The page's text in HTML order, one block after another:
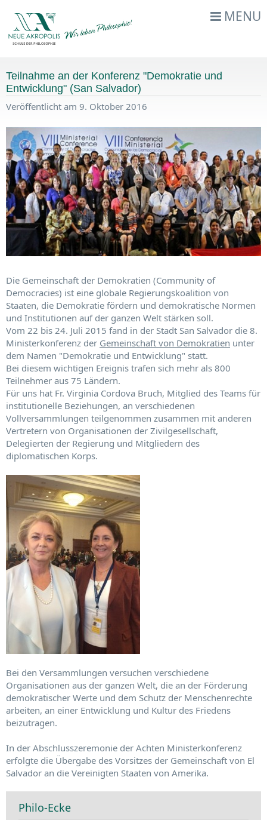
MENU
Teilnahme an der Konferenz "Demokratie und
Entwicklung" (San Salvador)
Veröffentlicht am 9. Oktober 2016
Die Gemeinschaft der Demokratien (Community of
Democracies) ist eine globale Regierungskoalition von
Staaten, die Demokratie fördern und demokratische Normen
und Institutionen auf der ganzen Welt stärken soll.
Vom 22 bis 24. Juli 2015 fand in der Stadt San Salvador die 8.
Ministerkonferenz der Gemeinschaft von Demokratien unter
dem Namen "Demokratie und Entwicklung" statt.
Bei diesem wichtigen Ereignis trafen sich mehr als 800
Teilnehmer aus 75 Ländern.
Für uns hat Fr. Virginia Cordova Bruch, Mitglied des Teams für
institutionelle Beziehungen, an verschiedenen
Vollversammlungen teilgenommen zusammen mit anderen
Vertretern von Organisationen der Zivilgesellschaft,
Delegierten der Regierung und Mitgliedern des
diplomatischen Korps.
Bei den Versammlungen versuchen verschiedene
Organisationen aus der ganzen Welt, die an der Förderung
demokratischer Werte und dem Schutz der Menschenrechte
arbeiten, an einer Entwicklung und Kultur des Friedens
beizutragen.
In der Abschlusszeremonie der Achten Ministerkonferenz
erfolgte die Übergabe des Vorsitzes der Gemeinschaft von El
Salvador an die Vereinigten Staaten von Amerika.
Philo-Ecke